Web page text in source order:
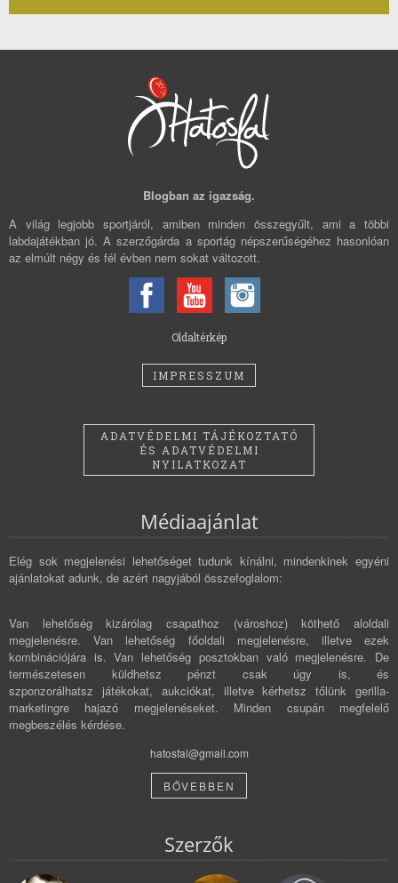
Blogban az igazság.
A világ legjobb sportjáról, amiben minden összegyűlt, ami a többi
labdajátékban jó. A szerzőgárda a sportág népszerűségéhez hasonlóan
az elmúlt négy és fél évben nem sokat változott.
Oldaltérkép
IMPRESSZUM
ADATVÉDELMI TÁJÉKOZTATÓ
ÉS ADATVÉDELMI
NYILATKOZAT
Médiaajánlat
Elég sok megjelenési lehetőséget tudunk kínálni, mindenkinek egyéni
ajánlatokat adunk, de azért nagyjából összefoglalom:
Van lehetőség kizárólag csapathoz (városhoz) köthető aloldali
megjelenésre. Van lehetőség főoldali megjelenésre, illetve ezek
kombinációjára is. Van lehetőség posztokban való megjelenésre. De
természetesen küldhetsz pénzt csak úgy is, és
szponzorálhatsz játékokat, aukciókat, illetve kérhetsz tőlünk gerilla-
marketingre hajazó megjelenéseket. Minden csupán megfelelő
megbeszélés kérdése.
hatosfal@gmail.com
BŐVEBBEN
Szerzők